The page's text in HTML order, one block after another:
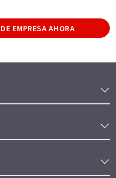
EMPRESA AHORA